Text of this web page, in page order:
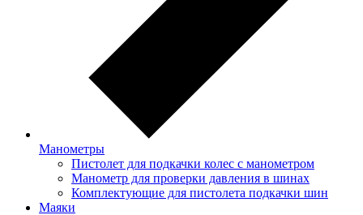
Манометры
Пистолет для подкачки колес с манометром
Манометр для проверки давления в шинах
Комплектующие для пистолета подкачки шин
Маяки